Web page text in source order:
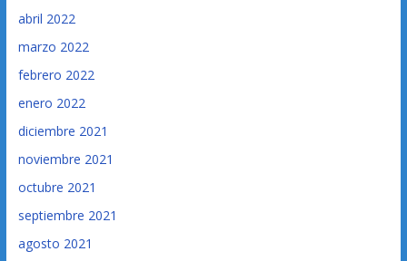
abril 2022
marzo 2022
febrero 2022
enero 2022
diciembre 2021
noviembre 2021
octubre 2021
septiembre 2021
agosto 2021